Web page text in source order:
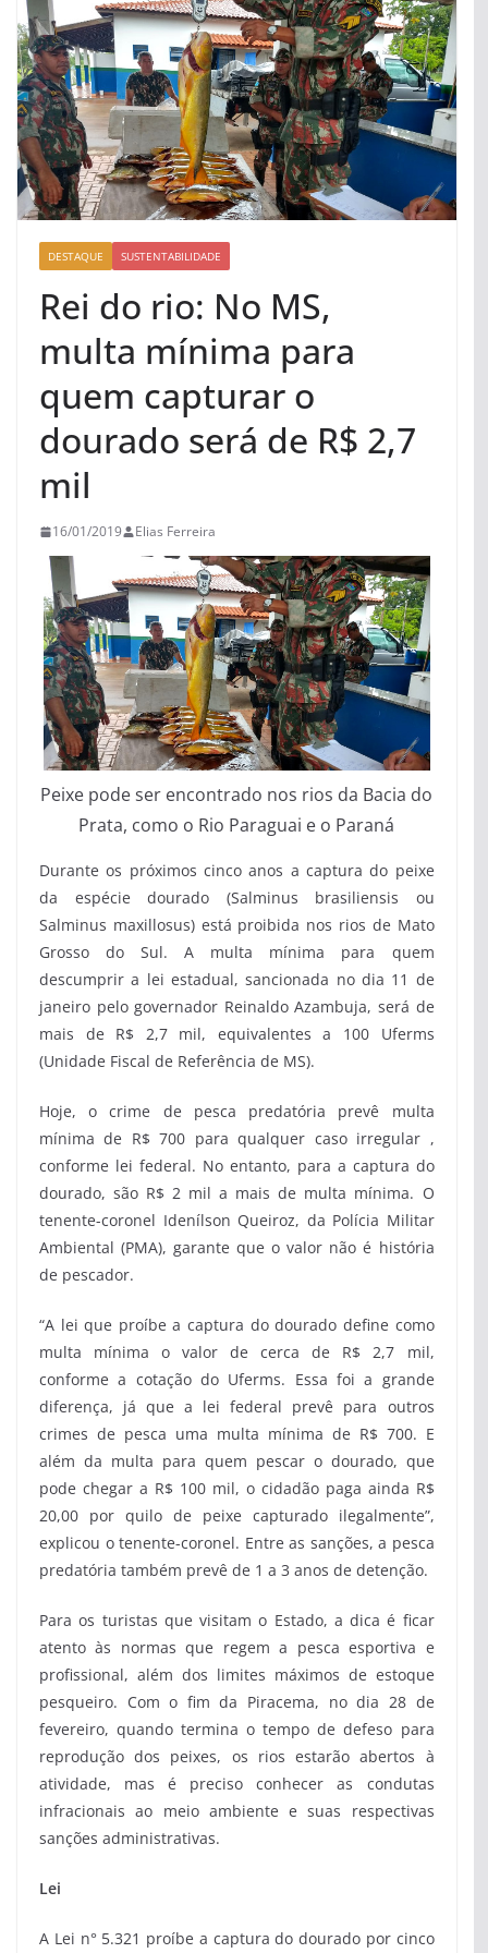
DESTAQUE SUSTENTABILIDADE
Rei do rio: No MS,
multa mínima para
quem capturar o
dourado será de R$ 2,7
mil
16/01/2019 Elias Ferreira
Peixe pode ser encontrado nos rios da Bacia do
Prata, como o Rio Paraguai e o Paraná
Durante os próximos cinco anos a captura do peixe
da espécie dourado (Salminus brasiliensis ou
Salminus maxillosus) está proibida nos rios de Mato
Grosso do Sul. A multa mínima para quem
descumprir a lei estadual, sancionada no dia 11 de
janeiro pelo governador Reinaldo Azambuja, será de
mais de R$ 2,7 mil, equivalentes a 100 Uferms
(Unidade Fiscal de Referência de MS).
Hoje, o crime de pesca predatória prevê multa
mínima de R$ 700 para qualquer caso irregular ,
conforme lei federal. No entanto, para a captura do
dourado, são R$ 2 mil a mais de multa mínima. O
tenente-coronel Idenílson Queiroz, da Polícia Militar
Ambiental (PMA), garante que o valor não é história
de pescador.
“A lei que proíbe a captura do dourado define como
multa mínima o valor de cerca de R$ 2,7 mil,
conforme a cotação do Uferms. Essa foi a grande
diferença, já que a lei federal prevê para outros
crimes de pesca uma multa mínima de R$ 700. E
além da multa para quem pescar o dourado, que
pode chegar a R$ 100 mil, o cidadão paga ainda R$
20,00 por quilo de peixe capturado ilegalmente”,
explicou o tenente-coronel. Entre as sanções, a pesca
predatória também prevê de 1 a 3 anos de detenção.
Para os turistas que visitam o Estado, a dica é ficar
atento às normas que regem a pesca esportiva e
profissional, além dos limites máximos de estoque
pesqueiro. Com o fim da Piracema, no dia 28 de
fevereiro, quando termina o tempo de defeso para
reprodução dos peixes, os rios estarão abertos à
atividade, mas é preciso conhecer as condutas
infracionais ao meio ambiente e suas respectivas
sanções administrativas.
Lei
A Lei n° 5.321 proíbe a captura do dourado por cinco